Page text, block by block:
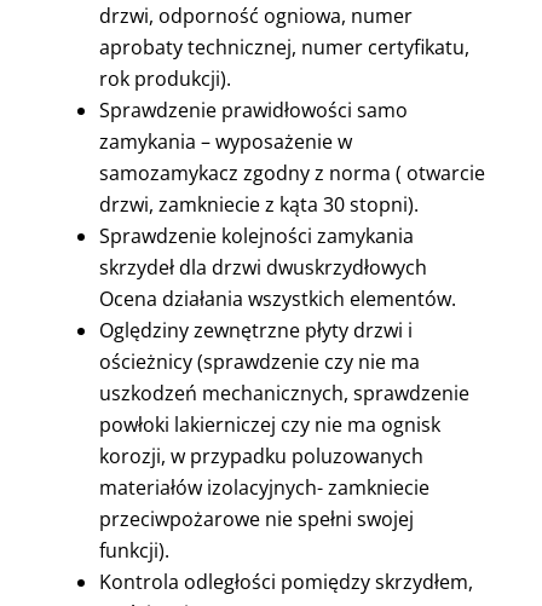
drzwi, odporność ogniowa, numer
aprobaty technicznej, numer certyfikatu,
rok produkcji).
Sprawdzenie prawidłowości samo
zamykania – wyposażenie w
samozamykacz zgodny z norma ( otwarcie
drzwi, zamkniecie z kąta 30 stopni).
Sprawdzenie kolejności zamykania
skrzydeł dla drzwi dwuskrzydłowych
Ocena działania wszystkich elementów.
Oględziny zewnętrzne płyty drzwi i
ościeżnicy (sprawdzenie czy nie ma
uszkodzeń mechanicznych, sprawdzenie
powłoki lakierniczej czy nie ma ognisk
korozji, w przypadku poluzowanych
materiałów izolacyjnych- zamkniecie
przeciwpożarowe nie spełni swojej
funkcji).
Kontrola odległości pomiędzy skrzydłem,